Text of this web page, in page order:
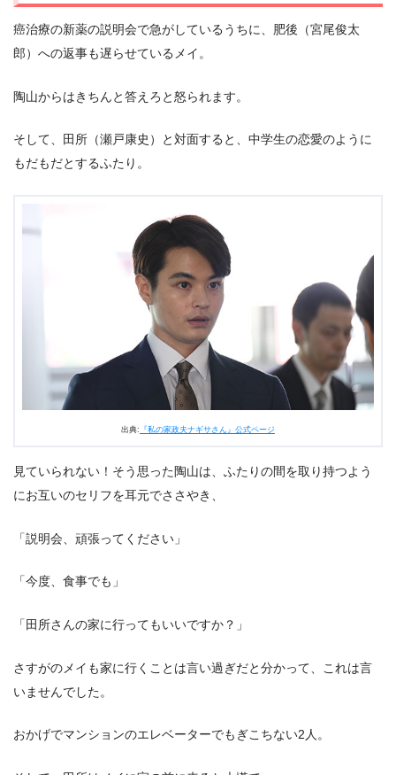
癌治療の新薬の説明会で急がしているうちに、肥後（宮尾俊太
郎）への返事も遅らせているメイ。
陶山からはきちんと答えろと怒られます。
そして、田所（瀬戸康史）と対面すると、中学生の恋愛のように
もだもだとするふたり。
出典: 『私の家政夫ナギサさん』公式ページ
見ていられない！そう思った陶山は、ふたりの間を取り持つよう
にお互いのセリフを耳元でささやき、
「説明会、頑張ってください」
「今度、食事でも」
「田所さんの家に行ってもいいですか？」
さすがのメイも家に行くことは言い過ぎだと分かって、これは言
いませんでした。
おかげでマンションのエレベーターでもぎこちない2人。